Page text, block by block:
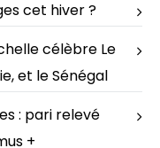
cet hiver ?
célèbre Le
et le Sénégal
: pari relevé
+